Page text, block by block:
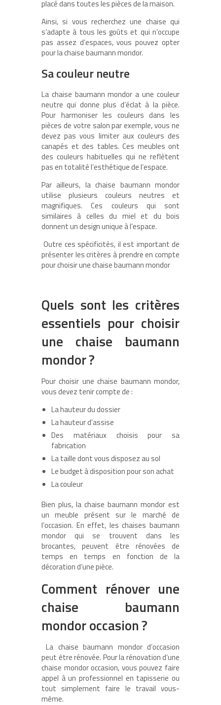
placé dans toutes les pièces de la maison.
Ainsi, si vous recherchez une chaise qui
s’adapte à tous les goûts et qui n’occupe
pas assez d’espaces, vous pouvez opter
pour la chaise baumann mondor.
Sa couleur neutre
La chaise baumann mondor a une couleur
neutre qui donne plus d’éclat à la pièce.
Pour harmoniser les couleurs dans les
pièces de votre salon par exemple, vous ne
devez pas vous limiter aux couleurs des
canapés et des tables. Ces meubles ont
des couleurs habituelles qui ne reflètent
pas en totalité l’esthétique de l’espace.
Par ailleurs, la chaise baumann mondor
utilise plusieurs couleurs neutres et
magnifiques. Ces couleurs qui sont
similaires à celles du miel et du bois
donnent un design unique à l’espace.
Outre ces spécificités, il est important de
présenter les critères à prendre en compte
pour choisir une chaise baumann mondor
Quels sont les critères
essentiels pour choisir
une chaise baumann
mondor ?
Pour choisir une chaise baumann mondor,
vous devez tenir compte de :
La hauteur du dossier
La hauteur d’assise
Des matériaux choisis pour sa
fabrication
La taille dont vous disposez au sol
Le budget à disposition pour son achat
La couleur
Bien plus, la chaise baumann mondor est
un meuble présent sur le marché de
l’occasion. En effet, les chaises baumann
mondor qui se trouvent dans les
brocantes, peuvent être rénovées de
temps en temps en fonction de la
décoration d’une pièce.
Comment rénover une
chaise baumann
mondor occasion ?
La chaise baumann mondor d’occasion
peut être rénovée. Pour la rénovation d’une
chaise mondor occasion, vous pouvez faire
appel à un professionnel en tapisserie ou
tout simplement faire le travail vous-
même.